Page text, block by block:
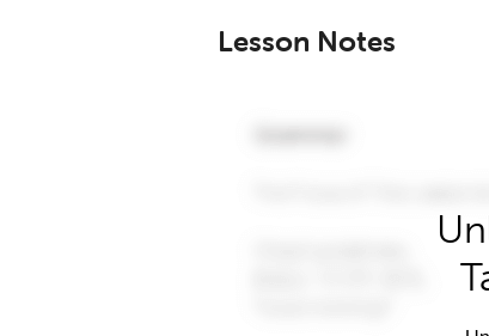
Lesson Notes